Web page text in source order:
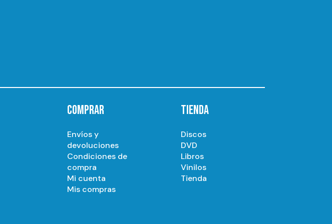
COMPRAR
Envíos y
devoluciones
Condiciones de
compra
Mi cuenta
Mis compras
TIENDA
Discos
DVD
Libros
Vinilos
Tienda